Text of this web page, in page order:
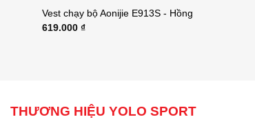
Vest chạy bộ Aonijie E913S - Hồng
619.000 ₫
THƯƠNG HIỆU YOLO SPORT